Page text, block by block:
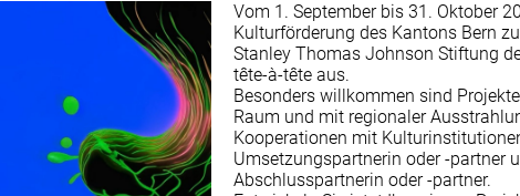
Vom 1. September bis 31. Oktober
Kulturförderung des Kantons Bern
Stanley Thomas Johnson Stiftung
tête-à-tête aus.
Besonders willkommen sind
Raum und mit regionaler
Kooperationen mit
Umsetzungspartnerin oder -partner
Abschlusspartnerin oder -partner.